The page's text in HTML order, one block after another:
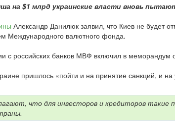
на $1 млрд украинские власти вновь
Александр Данилюк заявил, что Киев не будет
Международного валютного фонда.
с российских банков МВФ включил в
пришлось «пойти и на принятие санкций, и
что для инвесторов и кредиторов такие